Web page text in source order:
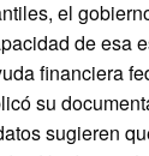
el
de esa
financiera
su
sugieren